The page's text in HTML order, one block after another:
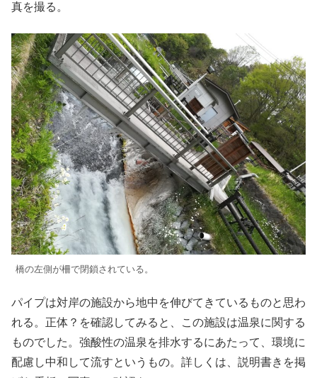
真を撮る。
橋の左側が柵で閉鎖されている。
パイプは対岸の施設から地中を伸びてきているものと思わ
れる。正体？を確認してみると、この施設は温泉に関する
ものでした。強酸性の温泉を排水するにあたって、環境に
配慮し中和して流すというもの。詳しくは、説明書きを掲